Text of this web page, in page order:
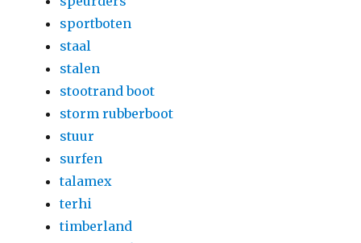
sportboten
staal
stalen
stootrand boot
storm rubberboot
stuur
surfen
talamex
terhi
timberland